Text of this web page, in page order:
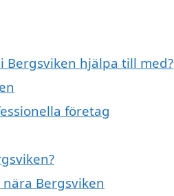
Bergsviken hjälpa till med?
företag
Bergsviken